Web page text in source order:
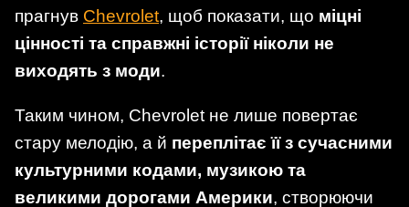
прагнув Chevrolet, щоб показати, що міцні
цінності та справжні історії ніколи не
виходять з моди.
Таким чином, Chevrolet не лише повертає
стару мелодію, а й переплітає її з сучасними
культурними кодами, музикою та
великими дорогами Америки, створюючи